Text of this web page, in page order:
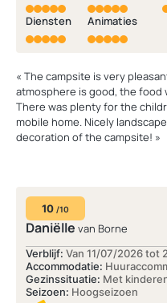
Diensten Animaties
« The campsite is very
atmosphere is good, the food
There was plenty for the
mobile home. Nicely
decoration of the campsite! »
10 /10
Daniëlle van Borne
Verblijf: Van 11/07/2026 tot
Accommodatie:
Gezinssituatie: Met
Seizoen: Hoogseizoen